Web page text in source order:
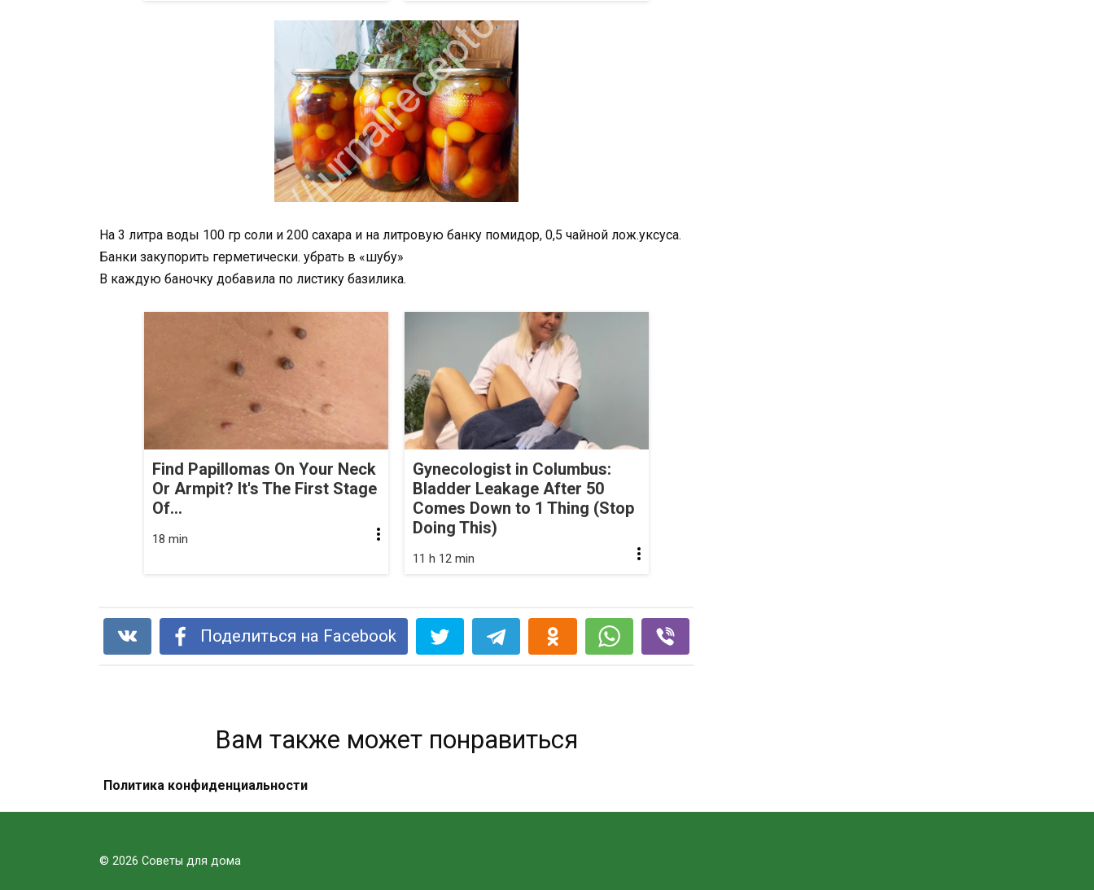
На 3 литра воды 100 гр соли и 200 сахара и на литровую банку помидор, 0,5 чайной лож.уксуса.
Банки закупорить герметически. убрать в «шубу»
В каждую баночку добавила по листику базилика.
Find Papillomas On Your Neck
Or Armpit? It's The First Stage
Of...
18 min
Gynecologist in Columbus:
Bladder Leakage After 50
Comes Down to 1 Thing (Stop
Doing This)
11 h 12 min
Поделиться на Facebook
Вам также может понравиться
Политика конфиденциальности
© 2026 Советы для дома